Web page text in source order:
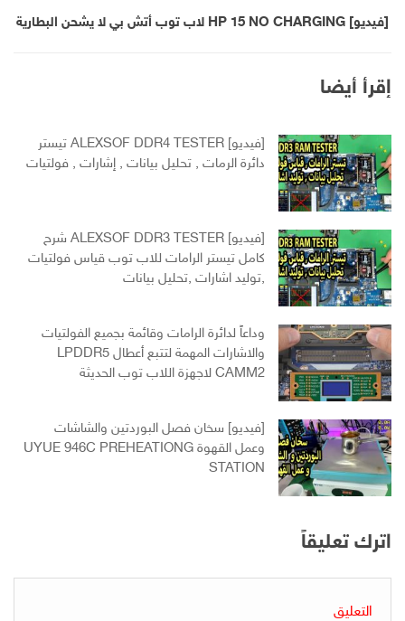
[فيديو] HP 15 NO CHARGING لاب توب أتش بي لا يشحن البطارية
إقرأ أيضا
[فيديو] ALEXSOF DDR4 TESTER تيستر
دائرة الرمات , تحليل بيانات , إشارات , فولتيات
[فيديو] ALEXSOF DDR3 TESTER شرح
كامل تيستر الرامات للاب توب قياس فولتيات
,توليد اشارات ,تحليل بيانات
وداعاً لدائرة الرامات وقائمة بجميع الفولتيات
والاشارات المهمة لتتبع أعطال LPDDR5
CAMM2 لاجهزة اللاب توب الحديثة
[فيديو] سخان فصل البوردتين والشاشات
وعمل القهوة UYUE 946C PREHEATIONG
STATION
اترك تعليقاً